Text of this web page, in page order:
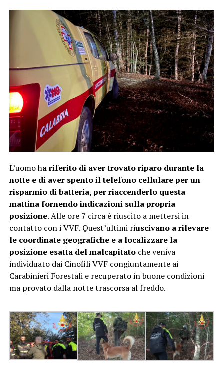
L’uomo ha riferito di aver trovato riparo durante la
notte e di aver spento il telefono cellulare per un
risparmio di batteria, per riaccenderlo questa
mattina fornendo indicazioni sulla propria
posizione. Alle ore 7 circa è riuscito a mettersi in
contatto con i VVF. Quest’ultimi riuscivano a rilevare
le coordinate geografiche e a localizzare la
posizione esatta del malcapitatoche veniva
individuato dai Cinofili VVF congiuntamente ai
Carabinieri Forestali e recuperato in buone condizioni
ma provato dalla notte trascorsa al freddo.